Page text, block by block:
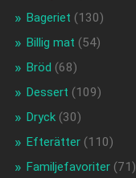
Bageriet (130)
Billig mat (54)
Bröd (68)
Dessert (109)
Dryck(30)
Efterätter(110)
Familjefavoriter(71)